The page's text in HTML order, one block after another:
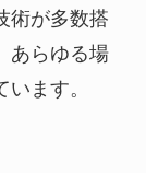
術が多数搭
あらゆる場
ます。